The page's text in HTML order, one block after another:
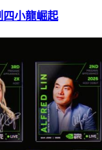
四小龍崛起